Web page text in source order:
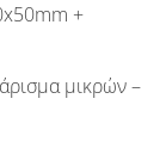
+
μικρών –